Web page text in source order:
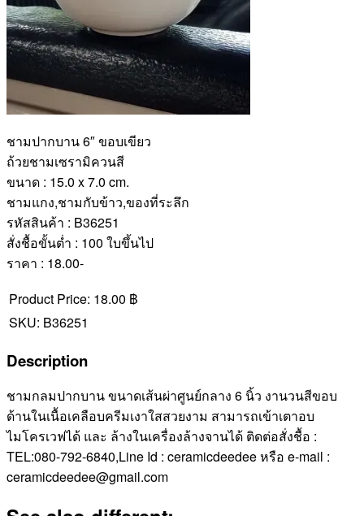
ชามปากบาน 6″ ขอบเขียว
ถ้วยชามเซรามิควนสี
ขนาด : 15.0 x 7.0 cm.
ชามแกง,ชามกับข้าว,ของที่ระลึก
รหัสสินค้า : B36251
สั่งชื้อขั้นต่ำ : 100 ใบขึ้นไป
ราคา : 18.00-
Product Price: 18.00 ฿
SKU: B36251
Description
ชามกลมปากบาน ขนาดเส้นผ่าศูนย์กลาง 6 นิ้ว งานวนสีขอบ
ด้านในเนื้อเคลือบครีมเงาใสสวยงาม สามารถเข้าเตาอบ
ไมโครเวฟได้ และ ล้างในเครื่องล้างจานได้ ติดต่อสั่งชื้อ :
TEL:080-792-6840,Line Id : ceramicdeedee หรือ e-mail :
ceramicdeedee@gmail.com